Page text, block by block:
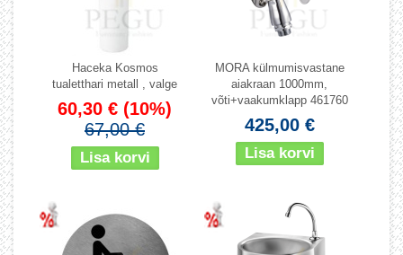
Haceka Kosmos
tualetthari metall , valge
60,30 € (10%)
67,00 €
MORA külmumisvastane
aiakraan 1000mm,
võti+vaakumklapp 461760
425,00 €